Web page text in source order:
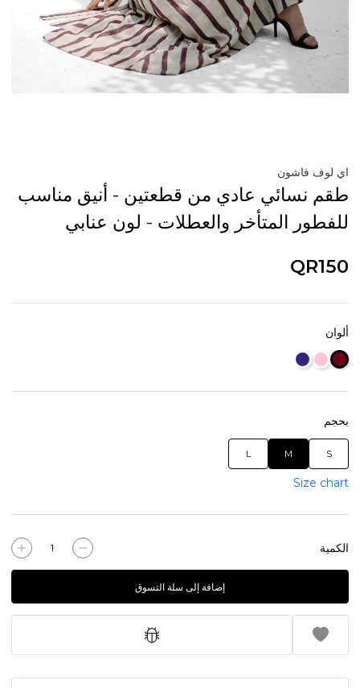
اي لوف فاشون
طقم نسائي عادي من قطعتين - أنيق مناسب
للفطور المتأخر والعطلات - لون عنابي
QR150
ألوان
بحجم
S
M
L
Size chart
الكمية
إضافة إلى سلة التسوق